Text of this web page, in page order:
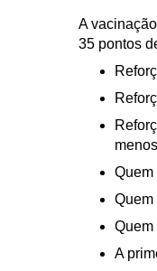
A
35 pontos
Quem
Quem
Quem
A